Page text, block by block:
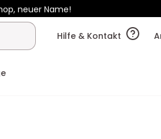
neuer Name!
Noch:00t
Hilfe & Kontakt